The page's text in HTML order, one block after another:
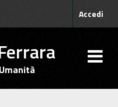
Accedi